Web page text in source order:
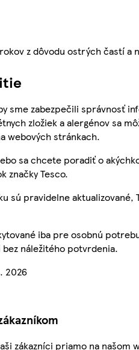
z dôvodu ostrých častí
sme zabezpečili správnosť
zložiek a alergénov sa
webových stránkach.
sa chcete poradiť o
značky Tesco.
sú pravidelne
iba pre osobnú
náležitého potvrdenia.
2026
zákazníci priamo na